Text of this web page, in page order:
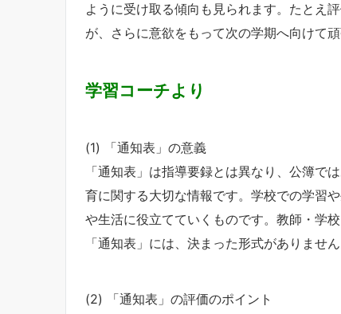
ように受け取る傾向も見られます。たとえ
が、さらに意欲をもって次の学期へ向けて
学習コーチより
(1) 「通知表」の意義
「通知表」は指導要録とは異なり、公簿で
育に関する大切な情報です。学校での学習
や生活に役立てていくものです。教師・学
「通知表」には、決まった形式がありませ
(2) 「通知表」の評価のポイント